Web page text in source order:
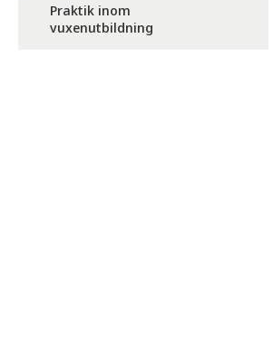
Praktik inom
vuxenutbildning